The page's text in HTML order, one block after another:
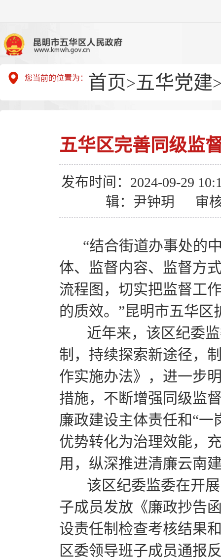
您当前的位置为： 首页>五华党建
五华区完善同级监
发布时间：2024-09-29
辑：尹钟玥
审
“结合街道办事处的中
体、监督内容、监督方
流程图，切实把监督工
的质效。”昆明市五华
近年来，该区纪委监
制，持续探索新途径，
作实施办法》，进一步
措施，不断增强同级监
廉政建设主体责任和“
优势转化为治理效能，
用，纵深推进清廉云南
该区纪委监委在开展
子成员发放《廉政抄告
设责任制检查考核结果
区委领导班子成员通报